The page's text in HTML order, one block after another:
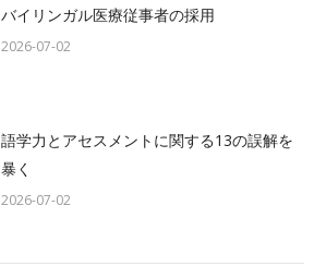
バイリンガル医療従事者の採用
2026-07-02
語学力とアセスメントに関する13の誤解を
暴く
2026-07-02